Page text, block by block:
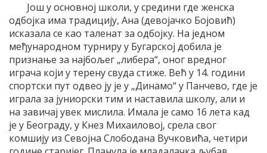
Још у основној школи, у средини где женска
одбојка има традицију, Ана (девојачко Бојовић)
исказала се као таленат за одбојку. На једном
међународном турниру у Бугарској добила је
признање за најбољег „либера“, оног вредног
играча који у терену свуда стиже. Већ у 14. години
спортски пут одвео ју је у „Динамо“ у Панчево, где је
играла за јуниорски тим и наставила школу, али и
на завичај увек мислила. Имала је само 16 лета кад
је у Београду, у Кнез Михаиловој, срела свог
комшију из Севојна Слободана Вучковића, четири